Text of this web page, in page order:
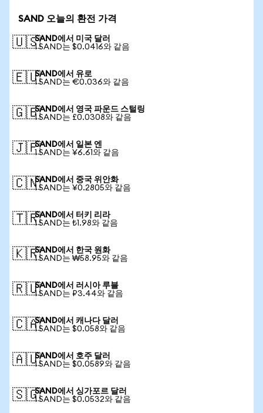
SAND 오늘의 환전 가격
🇺🇸SAND에서 미국 달러
1 SAND는 $0.0416와 같음
🇪🇺SAND에서 유로
1 SAND는 €0.036와 같음
🇬🇧SAND에서 영국 파운드 스털링
1 SAND는 £0.0308와 같음
🇯🇵SAND에서 일본 엔
1 SAND는 ¥6.61와 같음
🇨🇳SAND에서 중국 위안화
1 SAND는 ¥0.2805와 같음
🇹🇷SAND에서 터키 리라
1 SAND는 ₺1.98와 같음
🇰🇷SAND에서 한국 원화
1 SAND는 ₩58.95와 같음
🇷🇺SAND에서 러시아 루블
1 SAND는 ₽3.44와 같음
🇨🇦SAND에서 캐나다 달러
1 SAND는 $0.058와 같음
🇦🇺SAND에서 호주 달러
1 SAND는 $0.0589와 같음
🇸🇬SAND에서 싱가포르 달러
1 SAND는 $0.0532와 같음